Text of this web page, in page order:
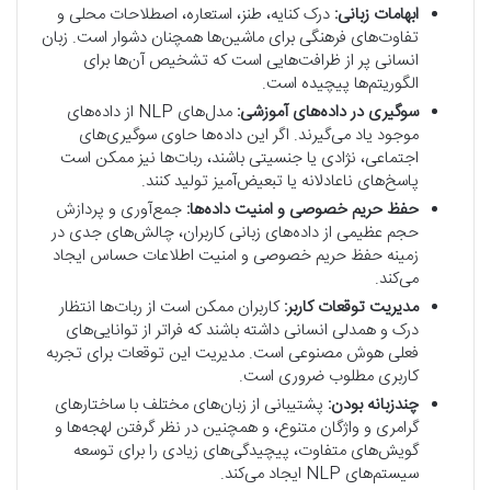
ابهامات زبانی: درک کنایه، طنز، استعاره، اصطلاحات محلی و
تفاوت‌های فرهنگی برای ماشین‌ها همچنان دشوار است. زبان
انسانی پر از ظرافت‌هایی است که تشخیص آن‌ها برای
الگوریتم‌ها پیچیده است.
سوگیری در داده‌های آموزشی:
مدل‌های NLP از داده‌های
موجود یاد می‌گیرند. اگر این داده‌ها حاوی سوگیری‌های
اجتماعی، نژادی یا جنسیتی باشند، ربات‌ها نیز ممکن است
پاسخ‌های ناعادلانه یا تبعیض‌آمیز تولید کنند.
حفظ حریم خصوصی و امنیت داده‌ها: جمع‌آوری و پردازش
حجم عظیمی از داده‌های زبانی کاربران، چالش‌های جدی در
زمینه حفظ حریم خصوصی و امنیت اطلاعات حساس ایجاد
می‌کند.
مدیریت توقعات کاربر:کاربران ممکن است از ربات‌ها انتظار
درک و همدلی انسانی داشته باشند که فراتر از توانایی‌های
فعلی هوش مصنوعی است. مدیریت این توقعات برای تجربه
کاربری مطلوب ضروری است.
چندزبانه بودن: پشتیبانی از زبان‌های مختلف با ساختارهای
گرامری و واژگان متنوع، و همچنین در نظر گرفتن لهجه‌ها و
گویش‌های متفاوت، پیچیدگی‌های زیادی را برای توسعه
سیستم‌های NLP ایجاد می‌کند.